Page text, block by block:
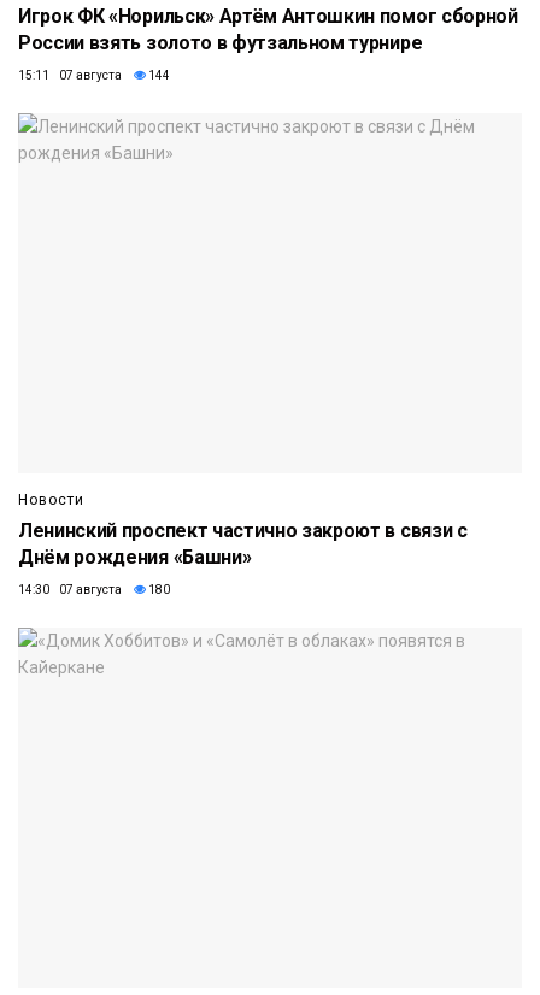
Игрок ФК «Норильск» Артём Антошкин помог сборной
России взять золото в футзальном турнире
15:11 07 августа 144
Новости
Ленинский проспект частично закроют в связи с
Днём рождения «Башни»
14:30 07 августа 180